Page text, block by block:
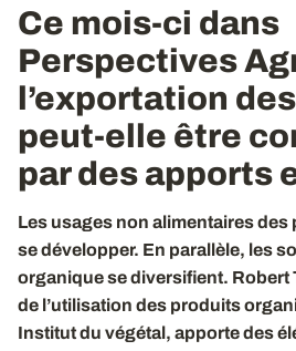
Ce mois-ci dans
Perspectives
l’exportation
peut-elle être
par des apports
Les usages non alimentaires des
se développer. En parallèle, les
organique se diversifient. Robert
de l’utilisation des produits
Institut du végétal, apporte des